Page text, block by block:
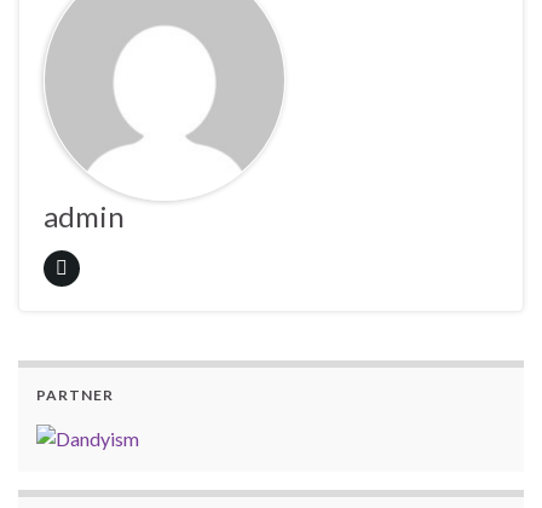
admin
PARTNER